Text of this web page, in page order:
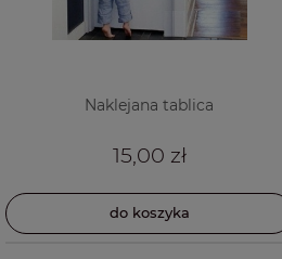
Naklejana tablica
15,00 zł
do koszyka